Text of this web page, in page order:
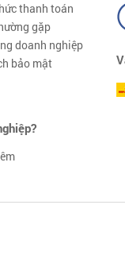
thanh toán
gặp
doanh nghiệp
bảo mật